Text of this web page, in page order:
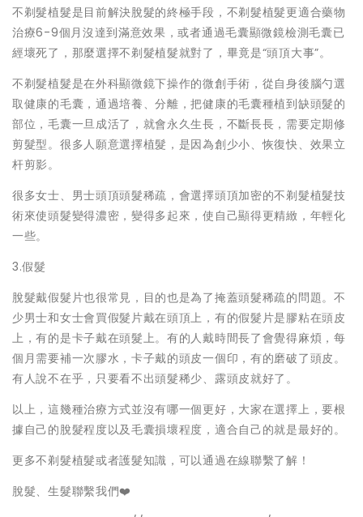
不剃髮植髮是目前解決脫髮的終極手段，不剃髮植髮更適合藥物
治療6-9個月沒達到滿意效果，或者通過毛囊顯微鏡檢測毛囊已
經壞死了，那麼選擇不剃髮植髮就對了，畢竟是“頭頂大事”。
不剃髮植髮是在外科顯微鏡下操作的微創手術，從自身後腦勺選
取健康的毛囊，通過培養、分離，把健康的毛囊種植到缺頭髮的
部位，毛囊一旦成活了，就會永久生長，不斷長長，需要定期修
剪髮型。很多人願意選擇植髮，是因為創少小、恢復快、效果立
杆剪影。
很多女士、男士頭頂頭髮稀疏，會選擇頭頂加密的不剃髮植髮技
術來使頭髮變得濃密，變得多起來，使自己顯得更精緻，年輕化
一些。
3.假髮
脫髮戴假髮片也很常見，目的也是為了掩蓋頭髮稀疏的問題。不
少男士和女士會買假髮片戴在頭頂上，有的假髮片是膠粘在頭皮
上，有的是卡子戴在頭髮上。有的人戴時間長了會覺得麻煩，每
個月需要補一次膠水，卡子戴的頭皮一個印，有的磨破了頭皮。
有人說不在乎，只要看不出頭髮稀少、露頭皮就好了。
以上，這幾種治療方式並沒有哪一個更好，大家在選擇上，要根
據自己的脫髮程度以及毛囊損壞程度，適合自己的就是最好的。
更多不剃髮植髮或者護髮知識，可以通過在線聯繫了解！
脫髮、生髮聯繫我們❤️